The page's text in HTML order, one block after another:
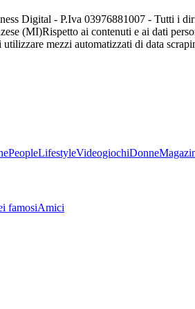
Digital - P.Iva 03976881007 - Tutti i
(MI)Rispetto ai contenuti e ai dati
mezzi automatizzati di data
PeopleLifestyleVideogiochiDonne
famosiAmici